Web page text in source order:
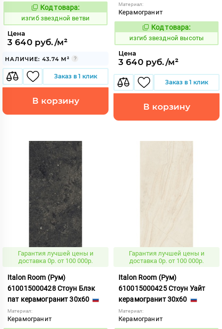
566134
Код товара:
изгиб звездной ветви
Цена
3 640 руб./м²
НАЛИЧИЕ: 43.74 М²
Заказ в 1 клик
В корзину
Материал:
Керамогранит
566132
Код товара:
изгиб звездной высоты
Цена
3 640 руб./м²
Заказ в 1 клик
В корзину
Гарантия лучшей цены и
доставка 0р. от 100 000р.
Italon Room (Рум)
610015000428 Стоун Блэк
пат керамогранит 30x60
Материал:
Керамогранит
Гарантия лучшей цены и
доставка 0р. от 100 000р.
Italon Room (Рум)
610015000425 Стоун Уайт
керамогранит 30x60
Материал:
Керамогранит